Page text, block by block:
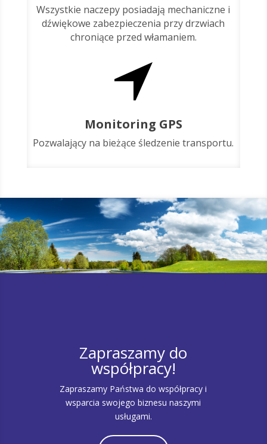
Wszystkie naczepy posiadają mechaniczne i
dźwiękowe zabezpieczenia przy drzwiach
chroniące przed włamaniem.
Monitoring GPS
Pozwalający na bieżące śledzenie transportu.
Zapraszamy do
współpracy!
Zapraszamy Państwa do współpracy i
wsparcia swojego biznesu naszymi
usługami.